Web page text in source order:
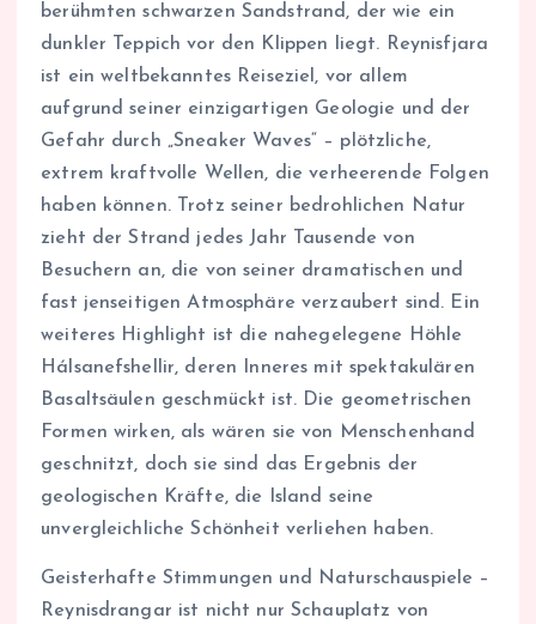
berühmten schwarzen Sandstrand, der wie ein
dunkler Teppich vor den Klippen liegt. Reynisfjara
ist ein weltbekanntes Reiseziel, vor allem
aufgrund seiner einzigartigen Geologie und der
Gefahr durch „Sneaker Waves“ – plötzliche,
extrem kraftvolle Wellen, die verheerende Folgen
haben können. Trotz seiner bedrohlichen Natur
zieht der Strand jedes Jahr Tausende von
Besuchern an, die von seiner dramatischen und
fast jenseitigen Atmosphäre verzaubert sind. Ein
weiteres Highlight ist die nahegelegene Höhle
Hálsanefshellir, deren Inneres mit spektakulären
Basaltsäulen geschmückt ist. Die geometrischen
Formen wirken, als wären sie von Menschenhand
geschnitzt, doch sie sind das Ergebnis der
geologischen Kräfte, die Island seine
unvergleichliche Schönheit verliehen haben.
Geisterhafte Stimmungen und Naturschauspiele –
Reynisdrangar ist nicht nur Schauplatz von